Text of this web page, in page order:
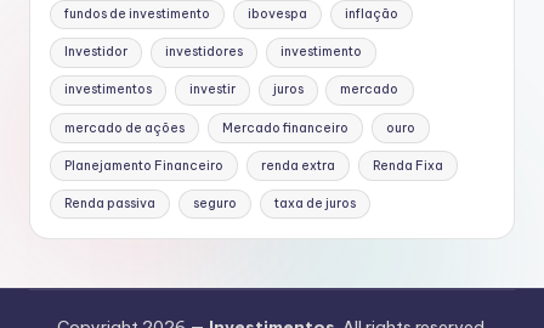
fundos de investimento ibovespa inflação
Investidor investidores investimento
investimentos investir juros mercado
mercado de ações Mercado financeiro ouro
Planejamento Financeiro renda extra Renda Fixa
Renda passiva seguro taxa de juros